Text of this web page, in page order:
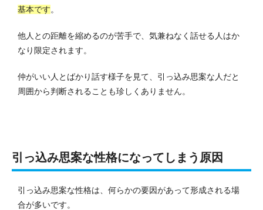
基本です。
他人との距離を縮めるのが苦手で、気兼ねなく話せる人はか
なり限定されます。
仲がいい人とばかり話す様子を見て、引っ込み思案な人だと
周囲から判断されることも珍しくありません。
引っ込み思案な性格になってしまう原因
引っ込み思案な性格は、何らかの要因があって形成される場
合が多いです。